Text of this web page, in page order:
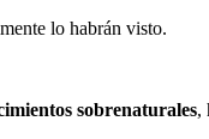
lo habrán visto.
sobrenaturales,